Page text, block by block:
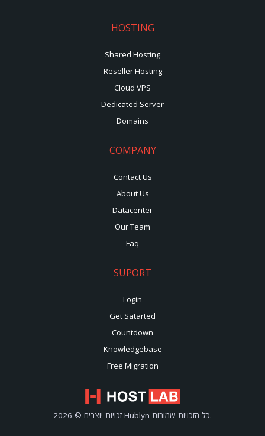
HOSTING
Shared Hosting
Reseller Hosting
Cloud VPS
Dedicated Server
Domains
COMPANY
Contact Us
About Us
Datacenter
Our Team
Faq
SUPORT
Login
Get Satarted
Countdown
Knowledgebase
Free Migration
זכויות יוצרים © 2026 Hublyn כל הזכויות שמורות.